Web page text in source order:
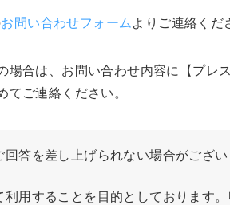
お問い合わせフォーム よりご連絡くだ
合は、お問い合わせ内容に【プレ
ご連絡ください。
答を差し上げられない場合がござ
用することを目的としております